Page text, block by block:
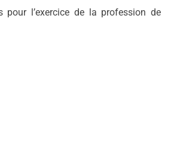
l’exercice de la profession de